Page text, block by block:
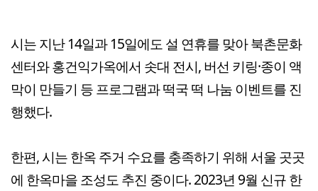
시는 지난 14일과 15일에도 설 연휴를 맞아 북촌문화
센터와 홍건익가옥에서 솟대 전시, 버선 키링·종이 액
막이 만들기 등 프로그램과 떡국 떡 나눔 이벤트를 진
행했다.
한편, 시는 한옥 주거 수요를 충족하기 위해 서울 곳곳
에 한옥마을 조성도 추진 중이다. 2023년 9월 신규 한